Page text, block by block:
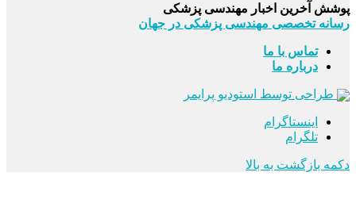
پوشش آخرین اخبار مهندسی پزشکی
رسانه تخصصی مهندسی پزشکی در جهان
تماس با ما
درباره ما
طراحی توسط استودیو پرایمر
اینستاگرام
تلگرام
دکمه بازگشت به بالا